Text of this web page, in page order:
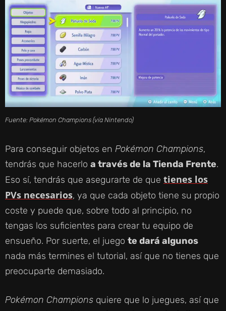
Fuente: Pokémon Champions (vía Nintendo)
Para conseguir objetos en Pokémon Champions,
tendrás que hacerlo a través de la Tienda Frente.
Eso sí, tendrás que asegurarte de que tienes los
PVs necesarios, ya que cada objeto tiene su propio
coste y puede que, sobre todo al principio, no
tengas los suficientes para crear tu equipo de
ensueño. Por suerte, el juego te dará algunos
nada más termines el tutorial, así que no tienes que
preocuparte demasiado.
Pokémon Champions quiere que lo juegues, así que